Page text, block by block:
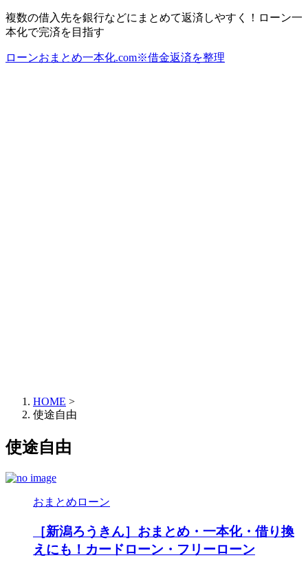
複数の借入先を銀行などにまとめて返済しやすく！ローン一
本化で完済を目指す
ローンおまとめ一本化.com※借金返済を整理
HOME >
使途自由
使途自由
おまとめローン
［新潟ろうきん］おまとめ・一本化・借り換
えにも！カードローン・フリーローン